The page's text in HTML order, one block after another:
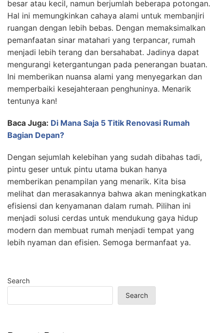
besar atau kecil, namun berjumlah beberapa potongan.
Hal ini memungkinkan cahaya alami untuk membanjiri
ruangan dengan lebih bebas. Dengan memaksimalkan
pemanfaatan sinar matahari yang terpancar, rumah
menjadi lebih terang dan bersahabat. Jadinya dapat
mengurangi ketergantungan pada penerangan buatan.
Ini memberikan nuansa alami yang menyegarkan dan
memperbaiki kesejahteraan penghuninya. Menarik
tentunya kan!
Baca Juga: Di Mana Saja 5 Titik Renovasi Rumah
Bagian Depan?
Dengan sejumlah kelebihan yang sudah dibahas tadi,
pintu geser untuk pintu utama bukan hanya
memberikan penampilan yang menarik. Kita bisa
melihat dan merasakannya bahwa akan meningkatkan
efisiensi dan kenyamanan dalam rumah. Pilihan ini
menjadi solusi cerdas untuk mendukung gaya hidup
modern dan membuat rumah menjadi tempat yang
lebih nyaman dan efisien. Semoga bermanfaat ya.
Search
Search